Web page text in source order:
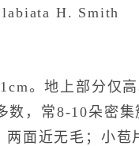
labiata H. Smith
。地上部分仅
数，常8-10朵密
面近无毛；小